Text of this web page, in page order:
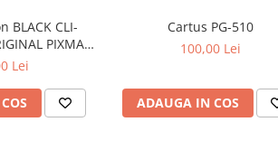
BLACK CLI-
PIXMA
Lei
Cartus PG-510
100,00 Lei
ADAUGA IN COS